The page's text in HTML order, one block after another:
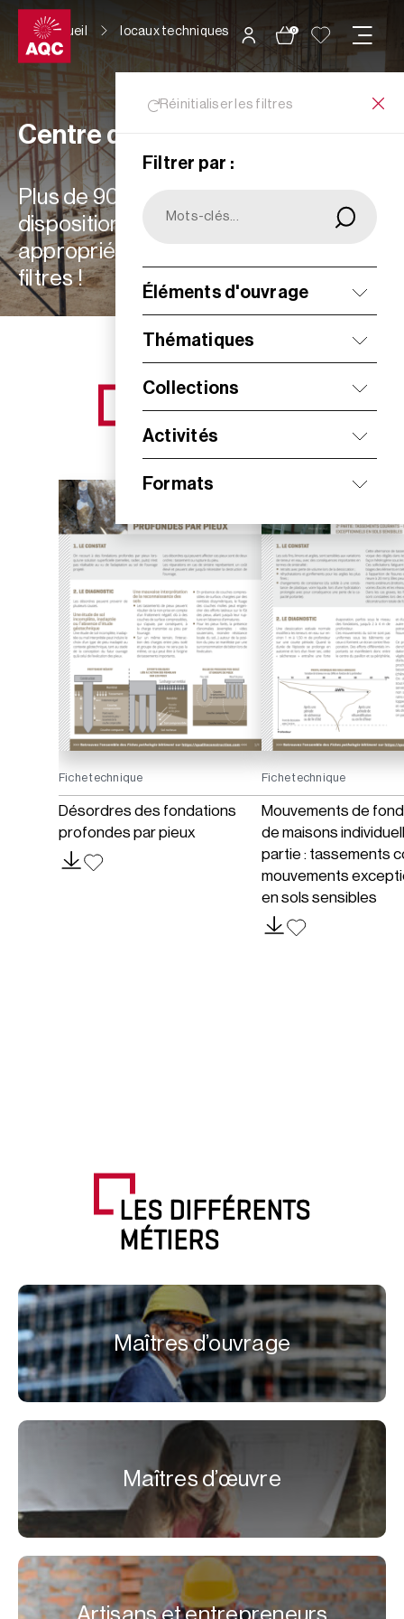
Panneau de gestion des cookies
0
Accueil locaux techniques
Réinitialiser les filtres
Filtrer par :
Éléments d'ouvrage
Thématiques
Collections
Activités
Formats
Centre de ressources
Plus de 900 ressources à votre
disposition : choisissez les plus
appropriées à vos besoins grâce aux
filtres !
NOS NOUVEAUTÉS
Fiche technique
Désordres des fondations
profondes par pieux
Fiche technique
Mouvements de
de maisons
partie : tassements
mouvements
en sols sensibles
LES DIFFÉRENTS
MÉTIERS
Maîtres d’ouvrage
Maîtres d’œuvre
Artisans et entrepreneurs